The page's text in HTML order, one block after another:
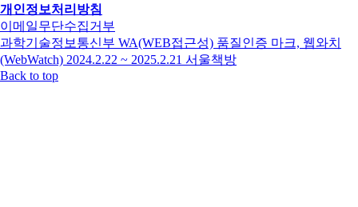
개인정보처리방침
이메일무단수집거부
과학기술정보통신부 WA(WEB접근성) 품질인증 마크, 웹와치
(WebWatch) 2024.2.22 ~ 2025.2.21 서울책방
Back to top